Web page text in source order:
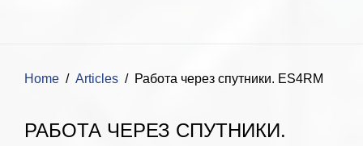
Home Articles Работа через спутники. ES4RM
РАБОТА ЧЕРЕЗ СПУТНИКИ.